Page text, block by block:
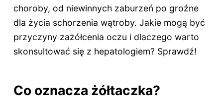
choroby, od niewinnych zaburzeń po groźne
dla życia schorzenia wątroby. Jakie mogą być
przyczyny zażółcenia oczu i dlaczego warto
skonsultować się z hepatologiem? Sprawdź!
Co oznacza żółtaczka?